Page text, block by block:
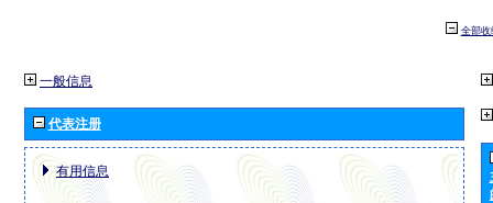
全部收
一般信息
代表注册
有用信息